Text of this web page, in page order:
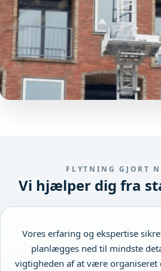
FLYTNING GJORT
Vi hjælper dig fra
Vores erfaring og ekspertise
planlægges ned til mindste
vigtigheden af at være